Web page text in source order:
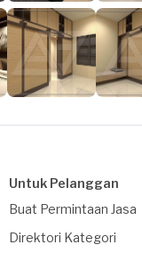
Untuk Pelanggan
Buat Permintaan Jasa
Direktori Kategori